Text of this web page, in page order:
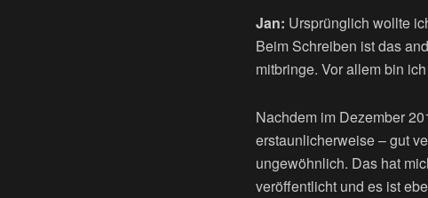
Jan: Ursprünglich wollte
Beim Schreiben ist das
mitbringe. Vor allem bin
Nachdem im Dezember
erstaunlicherweise – gut
ungewöhnlich. Das hat
veröffentlicht und es ist